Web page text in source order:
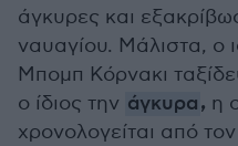
άγκυρες και
ναυαγίου. Μάλιστα, ο
Μπομπ Κόρνακι
ο ίδιος την άγκυρα, η
χρονολογείται από